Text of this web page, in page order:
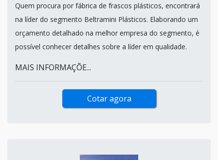
Quem procura por fábrica de frascos plásticos, encontrará
na líder do segmento Beltramini Plásticos. Elaborando um
orçamento detalhado na melhor empresa do segmento, é
possível conhecer detalhes sobre a líder em qualidade.
MAIS INFORMAÇÕE...
Cotar agora